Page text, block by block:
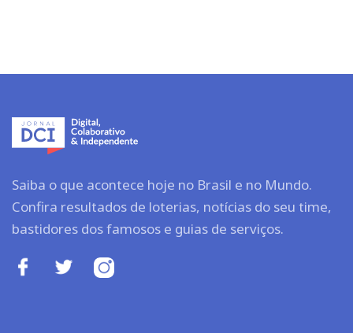
Saiba o que acontece hoje no Brasil e no Mundo.
Confira resultados de loterias, notícias do seu time,
bastidores dos famosos e guias de serviços.